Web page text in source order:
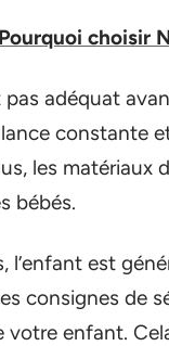
Pourquoi choisir
pas adéquat
constante
les
bébés.
l’enfant est
consignes de
votre enfant.